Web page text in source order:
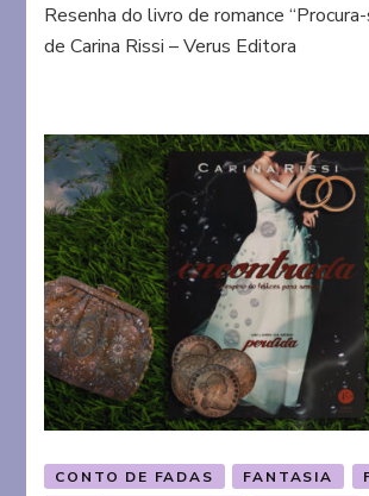
se
um
Resenha do livro de romance “Procura-
de Carina Rissi – Verus Editora
CONTO DE FADAS FANTASIA